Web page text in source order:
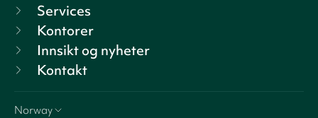
Services
Kontorer
Innsikt og nyheter
Kontakt
Norway